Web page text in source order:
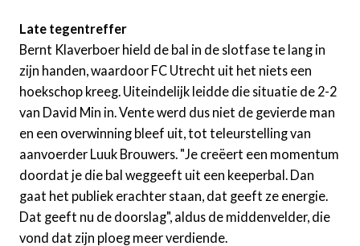
Late tegentreffer
Bernt Klaverboer hield de bal in de slotfase te lang in
zijn handen, waardoor FC Utrecht uit het niets een
hoekschop kreeg. Uiteindelijk leidde die situatie de 2-2
van David Min in. Vente werd dus niet de gevierde man
en een overwinning bleef uit, tot teleurstelling van
aanvoerder Luuk Brouwers. "Je creëert een momentum
doordat je die bal weggeeft uit een keeperbal. Dan
gaat het publiek erachter staan, dat geeft ze energie.
Dat geeft nu de doorslag", aldus de middenvelder, die
vond dat zijn ploeg meer verdiende.